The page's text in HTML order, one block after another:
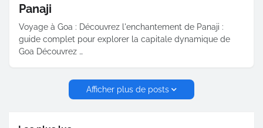
Panaji
Voyage à Goa : Découvrez l'enchantement de Panaji :
guide complet pour explorer la capitale dynamique de
Goa Découvrez …
Afficher plus de posts